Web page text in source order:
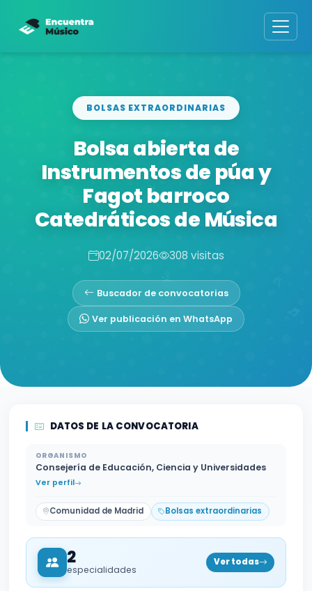
BOLSAS EXTRAORDINARIAS
Bolsa abierta de
Instrumentos de púa y
Fagot barroco
Catedráticos de Música
02/07/2026 308 visitas
Buscador de convocatorias
Ver publicación en WhatsApp
DATOS DE LA CONVOCATORIA
ORGANISMO
Consejería de Educación, Ciencia y Universidades
Ver perfil
Comunidad de Madrid Bolsas extraordinarias
2
especialidades
Ver todas